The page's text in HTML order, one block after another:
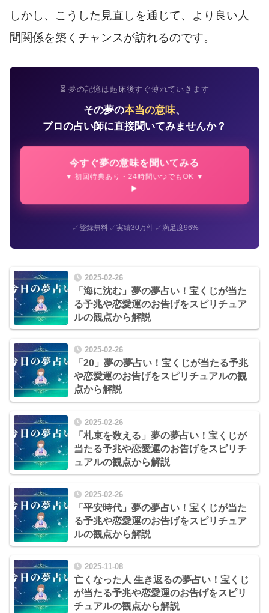
しかし、こうした見直しを通じて、より良い人
間関係を築くチャンスが訪れるのです。
⏳ 夢の記憶は起床後すぐ薄れていきます
その夢の本当の意味、
プロの占い師に直接聞いてみませんか？
今すぐ夢の意味を聞いてみる
▼ 初回特典あり・24時間いつでもOK ▼
✓登録無料✓実績30万件✓満足度96%
2025-02-26
「海に沈む」夢の夢占い！宝くじが当た
る予兆や恋愛運のお告げをスピリチュア
ルの観点から解説
2025-02-26
「20」夢の夢占い！宝くじが当たる予兆
や恋愛運のお告げをスピリチュアルの観
点から解説
2025-02-26
「札束を数える」夢の夢占い！宝くじが
当たる予兆や恋愛運のお告げをスピリチ
ュアルの観点から解説
2025-02-26
「平安時代」夢の夢占い！宝くじが当た
る予兆や恋愛運のお告げをスピリチュア
ルの観点から解説
2025-11-08
亡くなった人 生き返るの夢占い！宝くじ
が当たる予兆や恋愛運のお告げをスピリ
チュアルの観点から解説